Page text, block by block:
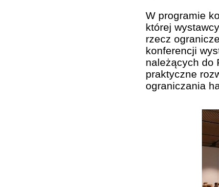
W programie
której
rzecz
konferencji
należących do
praktyczne
ograniczania